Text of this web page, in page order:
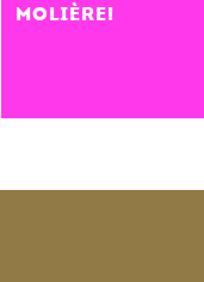
MOLIÈRE!